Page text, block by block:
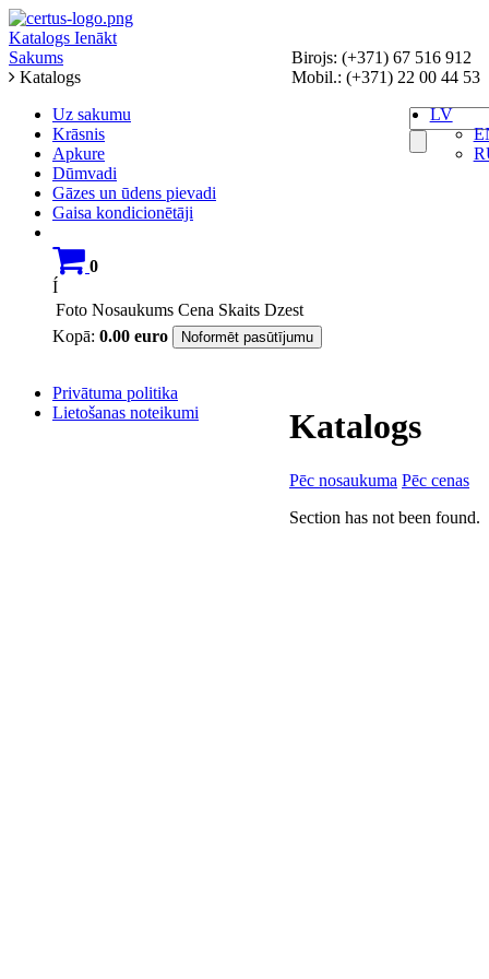
Katalogs Ienākt
Birojs: (+371) 67 516 912
Mobil.: (+371) 22 00 44 53
Uz sakumu
Krāsnis
Apkure
Dūmvadi
Gāzes un ūdens pievadi
Gaisa kondicionētāji
0
Í
Foto Nosaukums Cena Skaits Dzest
Kopā: 0.00 euro Noformēt pasūtījumu
LV
Sakums
Katalogs
Katalogs
Pēc nosaukuma Pēc cenas
Section has not been found.
Privātuma politika
Lietošanas noteikumi